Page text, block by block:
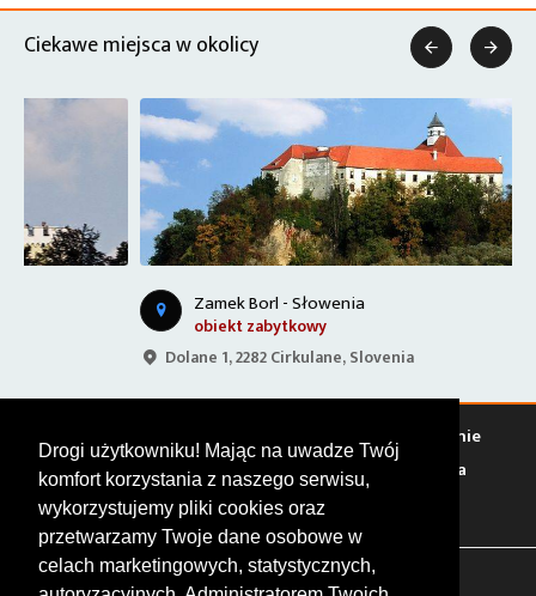
Drogi użytkowniku! Mając na uwadze Twój
komfort korzystania z naszego serwisu,
wykorzystujemy pliki cookies oraz
przetwarzamy Twoje dane osobowe w
celach marketingowych, statystycznych,
Ciekawe miejsca w okolicy
Zamek Borl - Słowenia
obiekt zabytkowy
Dolane 1, 2282 Cirkulane, Slovenia
 
Warto zobaczyć Serwisy Stacje paliw
Jedzenie
Bary Zakwaterowanie Tory Zloty Rajdy
Spotkania
Targi Giełdy Szkolenia
FOLLOW US